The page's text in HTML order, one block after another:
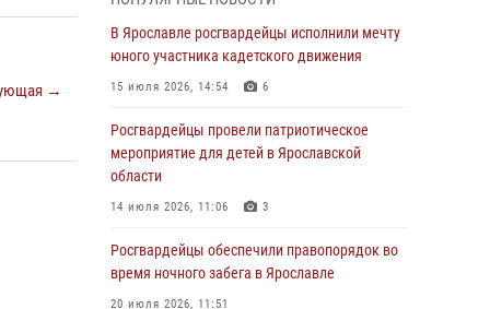
→
Росгвардейцы обеспечили правопорядок во
время празднования Дня воздушно-
03 августа 2026, 07:24
Ярославские росгвардейцы за прошедшую
неделю совершили более 300 выездов по
03 августа 2026, 07:09
В Ярославле росгвардейцы исполнили мечту
юного участника кадетского движения
15 июля 2026, 14:54 6
Росгвардейцы провели патриотическое
мероприятие для детей в Ярославской
области
14 июля 2026, 11:06 3
Росгвардейцы обеспечили правопорядок во
время ночного забега в Ярославле
20 июля 2026, 11:51